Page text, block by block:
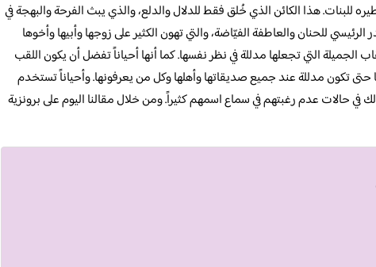
للبنات. هذا الكائن الذي خُلق فقط للدلال والدلع، والذي يبث الفرحة والبهجة في
للحنان والعاطفة الفيّاضة، والتي تهون الكثير على زوجها وأبيها وأخوها
الجميلة التي تجعلها مدللة في نظر نفسها. كما أنها أحياناً تفضل أن يكون اللقب
حتى تكون مدللة عند جميع صديقاتها وأهلها وكل من يعرفونها. وأحياناً تستخدم
في حالات عدم رغبتهم في سماع اسمهم كثيراً. ومن خلال مقالنا اليوم على برونزية